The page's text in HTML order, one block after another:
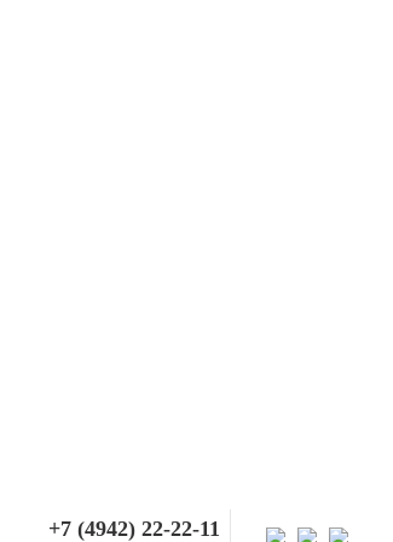
+7 (4942) 22-22-11